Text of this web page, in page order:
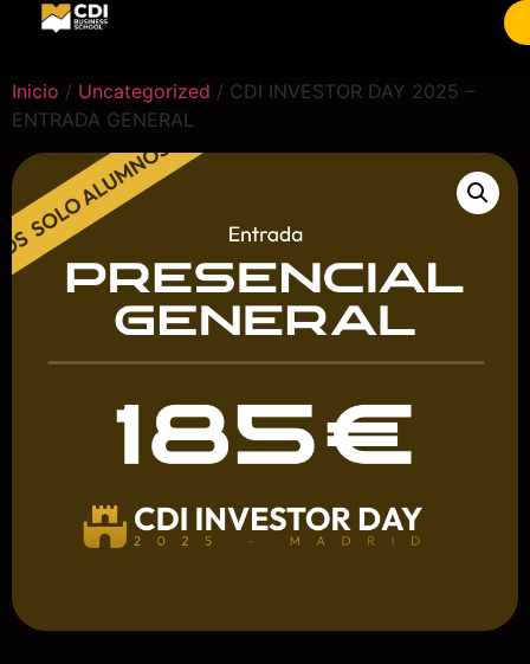
Inicio / Uncategorized / CDI INVESTOR DAY 2025 –
ENTRADA GENERAL